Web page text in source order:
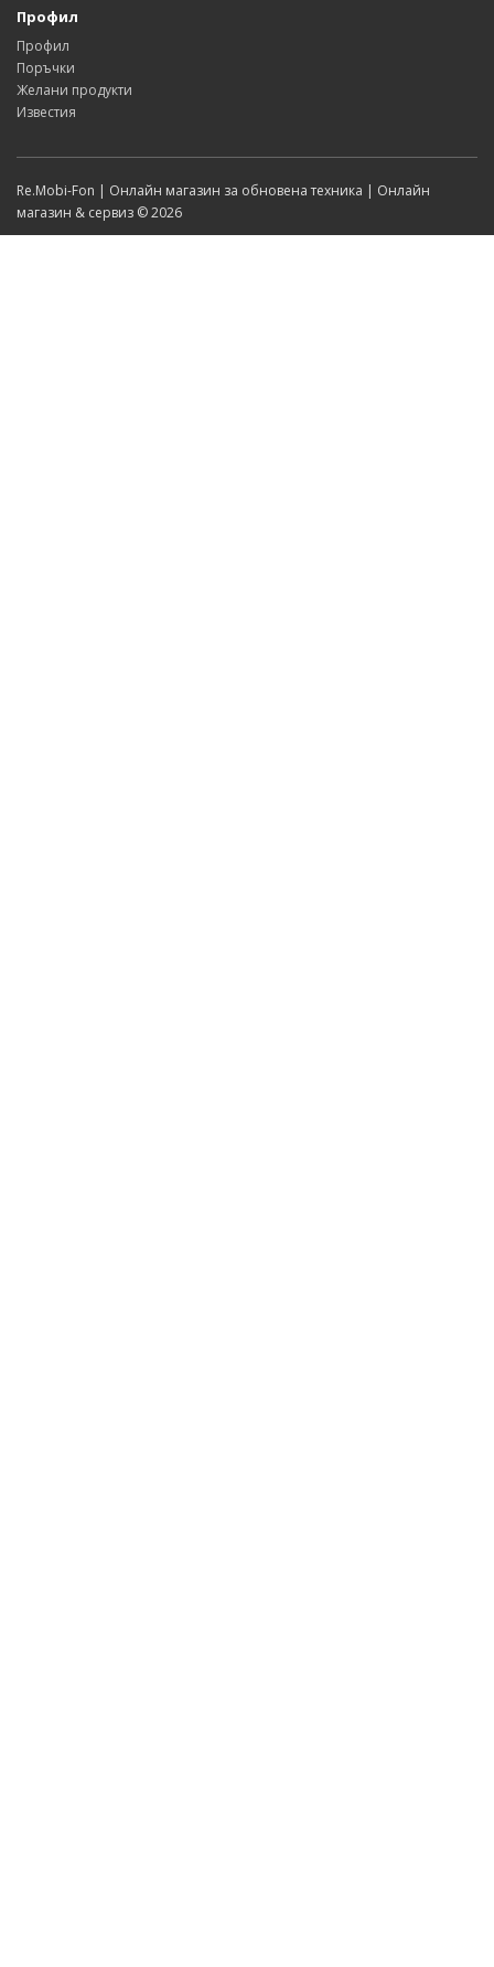
Профил
Профил
Поръчки
Желани продукти
Известия
Re.Mobi-Fon | Онлайн магазин за обновена техника | Онлайн
магазин & сервиз © 2026